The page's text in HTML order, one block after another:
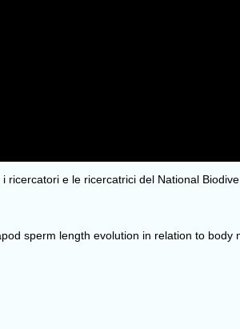
e le ricercatrici del National
sperm length evolution in relation to